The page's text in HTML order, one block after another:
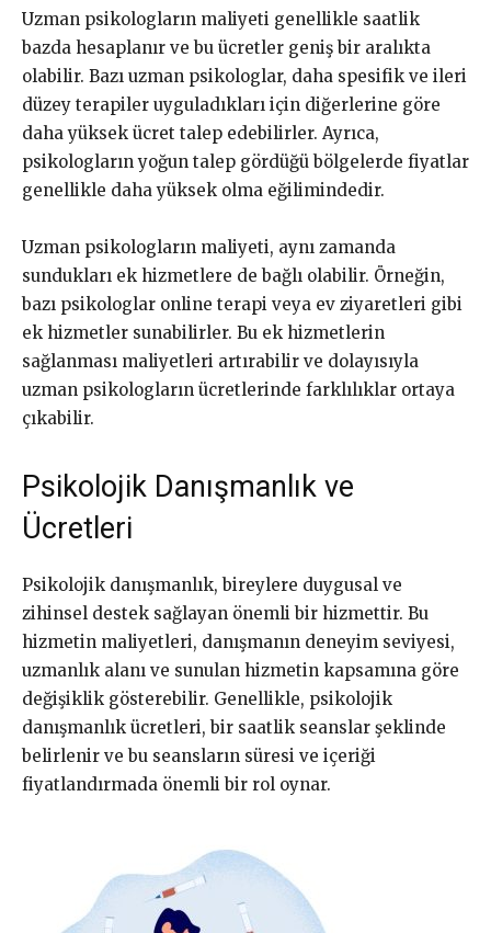
Uzman psikologların maliyeti genellikle saatlik
bazda hesaplanır ve bu ücretler geniş bir aralıkta
olabilir. Bazı uzman psikologlar, daha spesifik ve ileri
düzey terapiler uyguladıkları için diğerlerine göre
daha yüksek ücret talep edebilirler. Ayrıca,
psikologların yoğun talep gördüğü bölgelerde fiyatlar
genellikle daha yüksek olma eğilimindedir.
Uzman psikologların maliyeti, aynı zamanda
sundukları ek hizmetlere de bağlı olabilir. Örneğin,
bazı psikologlar online terapi veya ev ziyaretleri gibi
ek hizmetler sunabilirler. Bu ek hizmetlerin
sağlanması maliyetleri artırabilir ve dolayısıyla
uzman psikologların ücretlerinde farklılıklar ortaya
çıkabilir.
Psikolojik Danışmanlık ve
Ücretleri
Psikolojik danışmanlık, bireylere duygusal ve
zihinsel destek sağlayan önemli bir hizmettir. Bu
hizmetin maliyetleri, danışmanın deneyim seviyesi,
uzmanlık alanı ve sunulan hizmetin kapsamına göre
değişiklik gösterebilir. Genellikle, psikolojik
danışmanlık ücretleri, bir saatlik seanslar şeklinde
belirlenir ve bu seansların süresi ve içeriği
fiyatlandırmada önemli bir rol oynar.